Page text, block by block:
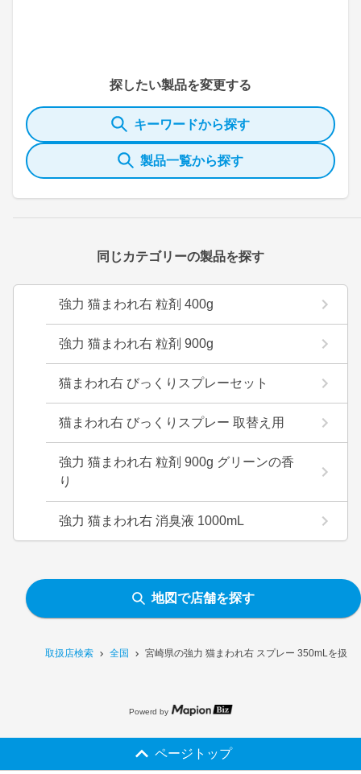
取扱店検索 全国 宮崎県の強力 猫まわれ右 スプレー 350mLを扱う
探したい製品を変更する
キーワードから探す
製品一覧から探す
同じカテゴリーの製品を探す
強力 猫まわれ右 粒剤 400g
強力 猫まわれ右 粒剤 900g
猫まわれ右 びっくりスプレーセット
猫まわれ右 びっくりスプレー 取替え用
強力 猫まわれ右 粒剤 900g グリーンの香
り
強力 猫まわれ右 消臭液 1000mL
地図で店舗を探す
Powerd by
ページトップ